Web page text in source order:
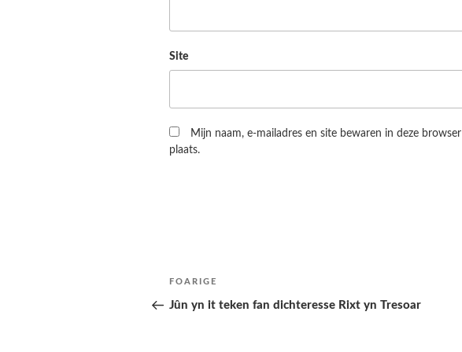
Site
Mijn naam, e-mailadres en site bewaren in deze
plaats.
Berichtnavigatie
Folgjende
pagina
FOARIGE
Jûn yn it teken fan dichteresse Rixt yn Tresoar